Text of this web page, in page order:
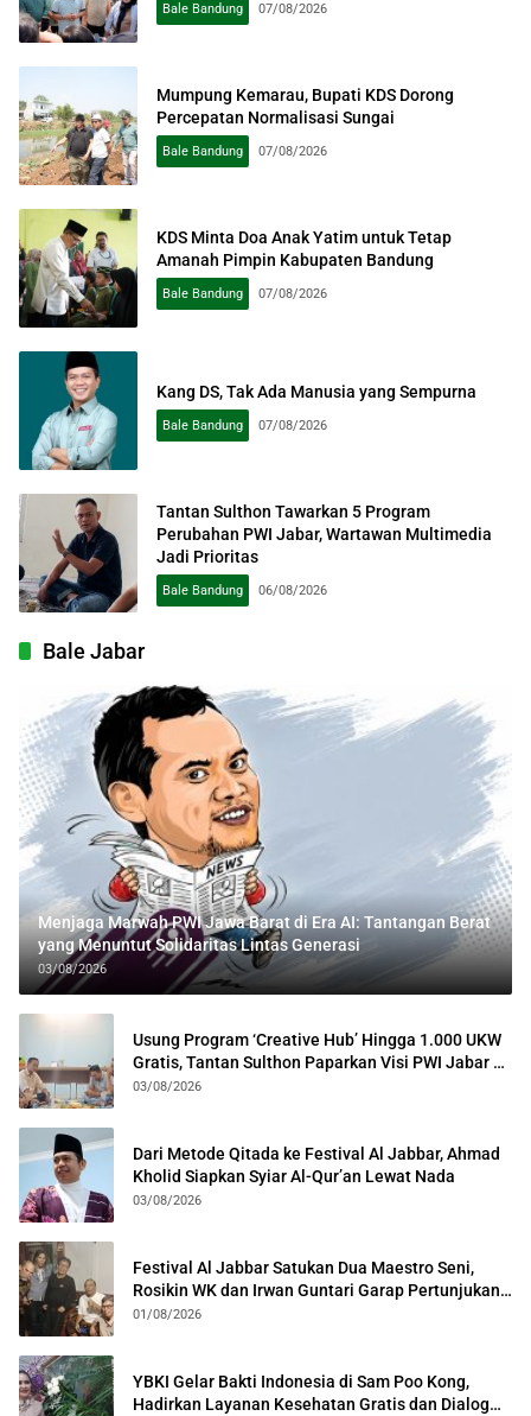
Bale Bandung 07/08/2026
Mumpung Kemarau, Bupati KDS Dorong
Percepatan Normalisasi Sungai
Bale Bandung 07/08/2026
KDS Minta Doa Anak Yatim untuk Tetap
Amanah Pimpin Kabupaten Bandung
Bale Bandung 07/08/2026
Kang DS, Tak Ada Manusia yang Sempurna
Bale Bandung 07/08/2026
Tantan Sulthon Tawarkan 5 Program
Perubahan PWI Jabar, Wartawan Multimedia
Jadi Prioritas
Bale Bandung 06/08/2026
Bale Jabar
Menjaga Marwah PWI Jawa Barat di Era AI: Tantangan Berat
yang Menuntut Solidaritas Lintas Generasi
03/08/2026
Usung Program ‘Creative Hub’ Hingga 1.000 UKW
Gratis, Tantan Sulthon Paparkan Visi PWI Jabar di
Kota Bogor
03/08/2026
Dari Metode Qitada ke Festival Al Jabbar, Ahmad
Kholid Siapkan Syiar Al-Qur’an Lewat Nada
03/08/2026
Festival Al Jabbar Satukan Dua Maestro Seni,
Rosikin WK dan Irwan Guntari Garap Pertunjukan
Kolosal
01/08/2026
YBKI Gelar Bakti Indonesia di Sam Poo Kong,
Hadirkan Layanan Kesehatan Gratis dan Dialog